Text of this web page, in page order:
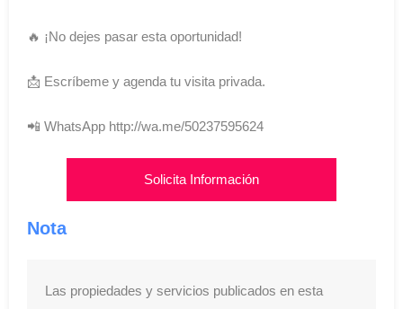
🔥 ¡No dejes pasar esta oportunidad!
📩 Escríbeme y agenda tu visita privada.
📲 WhatsApp http://wa.me/50237595624
Solicita Información
Nota
Las propiedades y servicios publicados en esta